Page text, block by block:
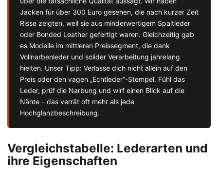
Jacken für über 300 Euro gesehen, die nach kurzer Zeit
Risse zeigten, weil sie aus minderwertigem Spaltleder
oder Bonded Leather gefertigt waren. Gleichzeitig gab
es Modelle im mittleren Preissegment, die dank
Vollnarbenleder und solider Verarbeitung jahrelang
hielten. Unser Tipp: Verlasse dich nicht allein auf den
Preis oder den vagen „Echtleder“-Stempel. Fühl das
Leder, prüf die Narbung und wirf einen Blick auf die
Nähte – das verrät oft mehr als jede
Hochglanzbeschreibung.
Vergleichstabelle: Lederarten und
ihre Eigenschaften